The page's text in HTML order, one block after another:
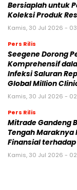
Bersiaplah untuk
Koleksi Produk
Kamis, 30 Jul 2026 -
Pers Rilis
Seegene Dorong
Komprehensif
Infeksi Saluran
Global Million
Kamis, 30 Jul 2026 -
Pers Rilis
Mitrade Gandeng
Tengah Maraknya
Finansial
Kamis, 30 Jul 2026 -